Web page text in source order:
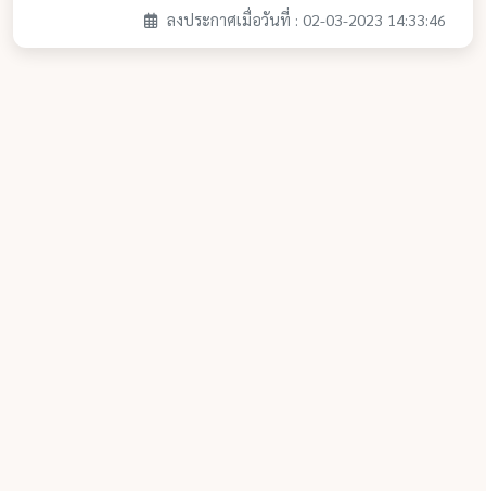
ลงประกาศเมื่อวันที่ : 02-03-2023 14:33:46